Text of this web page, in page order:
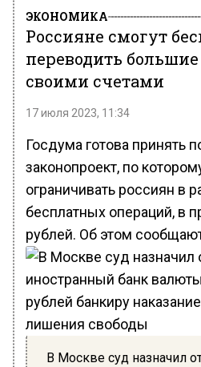
ЭКОНОМИКА
Россияне смогут
переводить
своими счетами
17 июля 2023, 11:34
Госдума готова принять
законопроект, по
ограничивать россиян в
бесплатных операций, в
рублей. Об этом
В Москве суд назначил